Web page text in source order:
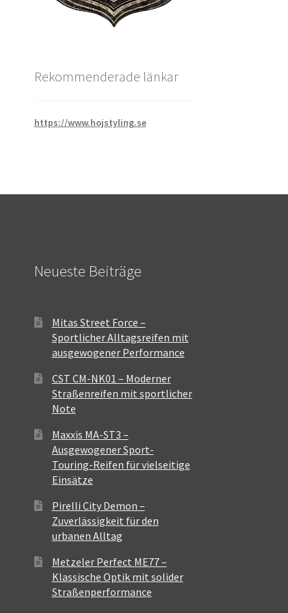
Rekommenderade länkar
https://www.hojstyling.se
Neueste Beiträge
Mitas Street Force –
Sportlicher Alltagsreifen mit
ausgewogener Performance
CST CM-NK01 – Moderner
Straßenreifen mit sportlicher
Note
Maxxis MA-ST3 –
Ausgewogener Sport-
Touring-Reifen für vielseitige
Einsätze
Pirelli City Demon –
Zuverlässigkeit für den
urbanen Alltag
Metzeler Perfect ME77 –
Klassische Optik mit solider
Straßenperformance